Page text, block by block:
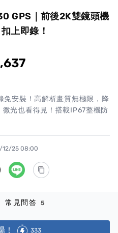
GPS｜前後2K雙鏡頭機
上即錄！
免安裝！高解析畫質無極限，降
光也看得見！搭載IP67整機防
12/25 08:00
常見問答 5
！ 333